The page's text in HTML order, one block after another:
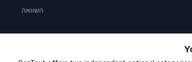
השוואה